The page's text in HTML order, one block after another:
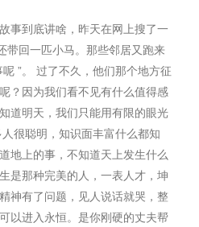
事到底讲啥，昨天在网上搜了一
带回一匹小⻢。那些邻居又跑来
呢”。 过了不久，他们那个地方征
？因为我们看不⻅有什么值得感
道明天，我们只能用有限的眼光
很聪明，知识面丰富什么都知
地上的事，不知道天上发生什么
是那种完美的人，一表人才，坤
神有了问题，⻅人说话就哭，整
以进入永恒。是你刚硬的丈夫帮